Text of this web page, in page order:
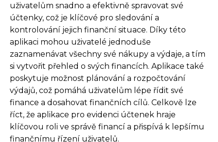
uživatelům snadno a efektivně spravovat své
účtenky, což je klíčové pro sledování a
kontrolování jejich finanční situace. Díky této
aplikaci mohou uživatelé jednoduše
zaznamenávat všechny své nákupy a výdaje, a tím
si vytvořit přehled o svých financích. Aplikace také
poskytuje možnost plánování a rozpočtování
výdajů, což pomáhá uživatelům lépe řídit své
finance a dosahovat finančních cílů. Celkově lze
říct, že aplikace pro evidenci účtenek hraje
klíčovou roli ve správě financí a přispívá k lepšímu
finančnímu řízení uživatelů.